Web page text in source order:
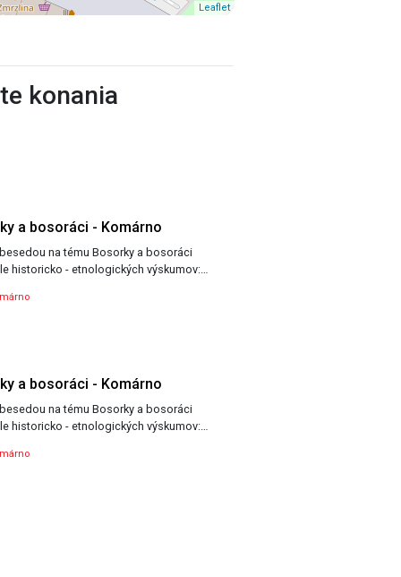
Leaflet
konania
a bosoráci - Komárno
na tému Bosorky a bosoráci
historicko - etnologických výskumov:…
a bosoráci - Komárno
na tému Bosorky a bosoráci
historicko - etnologických výskumov:…